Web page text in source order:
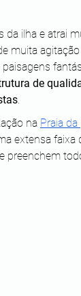
da ilha e atrai
muita
paisagens
de
.
na Praia da
extensa faixa
preenchem